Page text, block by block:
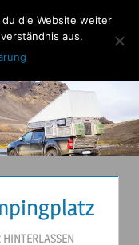
Menu
die Website weiter
aus.